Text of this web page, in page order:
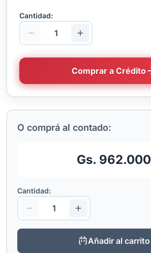
Cantidad:
Comprar a Crédito
O comprá al contado:
Gs. 962.000
Cantidad:
Añadir al carrito